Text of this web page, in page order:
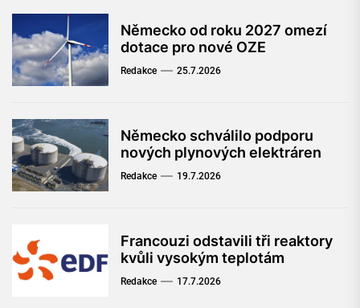
Německo od roku 2027 omezí
dotace pro nové OZE
Redakce 25.7.2026
Německo schválilo podporu
nových plynových elektráren
Redakce 19.7.2026
Francouzi odstavili tři reaktory
kvůli vysokým teplotám
Redakce 17.7.2026